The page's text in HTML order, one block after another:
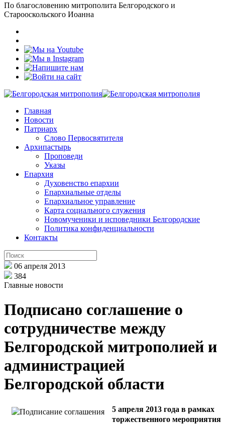
По благословению митрополита Белгородского и
Старооскольского Иоанна
Главная
Новости
Патриарх
Слово Первосвятителя
Архипастырь
Проповеди
Указы
Епархия
Духовенство епархии
Епархиальные отделы
Епархиальное управление
Карта социального служения
Новомученики и исповедники Белгородские
Политика конфиденциальности
Контакты
06 апреля 2013
384
Главные новости
Подписано соглашение о
сотрудничестве между
Белгородской митрополией и
администрацией
Белгородской области
5 апреля 2013 года в рамках
торжественного мероприятия